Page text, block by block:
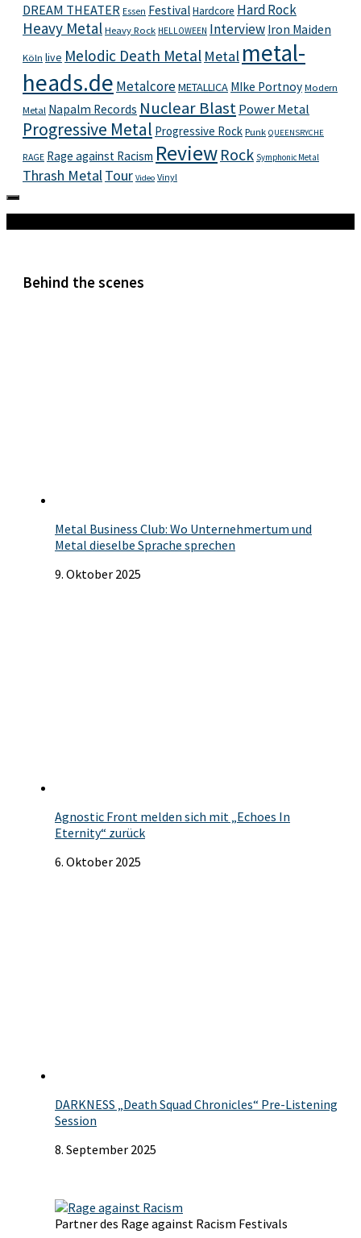
DREAM THEATER Essen FestivalHardcore Hard Rock
Heavy Metal Heavy Rock HELLOWEEN Interview Iron Maiden
Köln live Melodic Death Metal Metal metal-
heads.de MetalcoreMETALLICA MIke Portnoy Modern
Metal Napalm Records Nuclear Blast Power Metal
Progressive Metal Progressive Rock Punk QUEENSRYCHE
RAGE Rage against Racism Review Rock Symphonic Metal
Thrash Metal Tour Video Vinyl
Behind the scenes
Metal Business Club: Wo Unternehmertum und
Metal dieselbe Sprache sprechen
9. Oktober 2025
Agnostic Front melden sich mit „Echoes In
Eternity“ zurück
6. Oktober 2025
DARKNESS „Death Squad Chronicles“ Pre-Listening
Session
8. September 2025
Partner des Rage against Racism Festivals